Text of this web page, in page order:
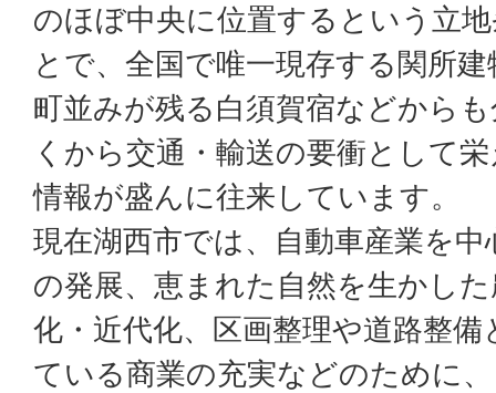
のほぼ中央に位置するという立
とで、全国で唯一現存する関所
町並みが残る白須賀宿などから
くから交通・輸送の要衝として
情報が盛んに往来しています。
現在湖西市では、自動車産業を
の発展、恵まれた自然を生かし
化・近代化、区画整理や道路整
ている商業の充実などのために